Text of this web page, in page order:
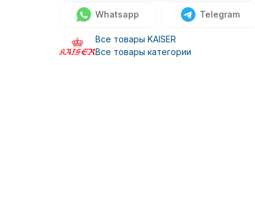
Whatsapp Telegram
Все товары KAISER
Все товары категории